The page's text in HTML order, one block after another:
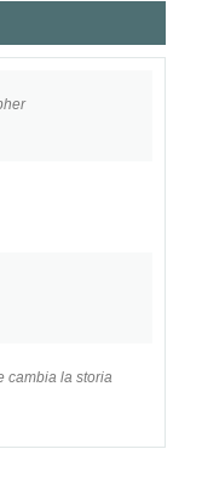
cambia la storia